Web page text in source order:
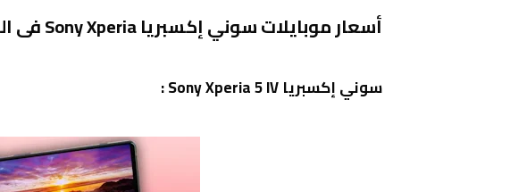
أسعار موبايلات سوني إكسبريا Sony Xperia فى السعودية
سوني إكسبريا Sony Xperia 5 IV :